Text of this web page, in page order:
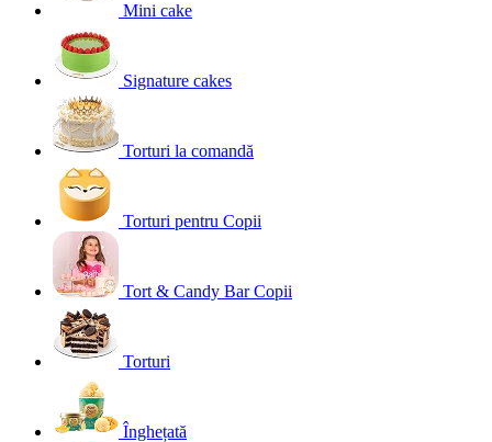
Mini cake
Signature cakes
Torturi la comandă
Torturi pentru Copii
Tort & Candy Bar Copii
Torturi
Înghețată